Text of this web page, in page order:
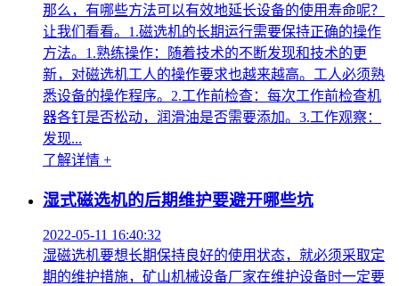
那么，有哪些方法可以有效地延长设备的使用寿命呢？
让我们看看。1.磁选机的长期运行需要保持正确的操作
方法。1.熟练操作：随着技术的不断发现和技术的更
新，对磁选机工人的操作要求也越来越高。工人必须熟
悉设备的操作程序。2.工作前检查：每次工作前检查机
器各钉是否松动，润滑油是否需要添加。3.工作观察：
发现...
了解详情 +
湿式磁选机的后期维护要避开哪些坑
2022-05-11 16:40:32
湿磁选机要想长期保持良好的使用状态，就必须采取定
期的维护措施，矿山机械设备厂家在维护设备时一定要